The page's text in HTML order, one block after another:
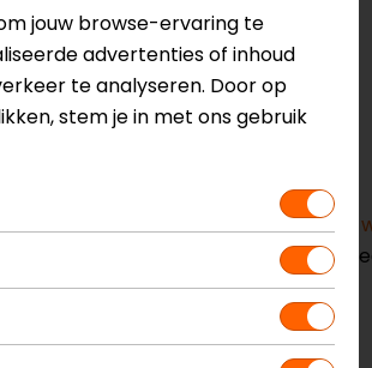
ons op of kom langs in één vanonze
& passen en staan onze
jouw browse-ervaring te
advertenties of inhoud
te analyseren. Door op
stem je in met ons gebruik